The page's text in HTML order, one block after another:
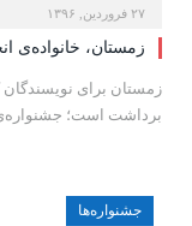
۲۷ فروردین, ۱۳۹۶
زمستان، خانواده‌ی
زمستان برای
برداشت است؛
جشنواره‌ها